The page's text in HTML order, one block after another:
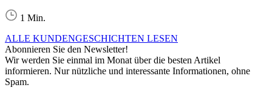
1 Min.
ALLE KUNDENGESCHICHTEN LESEN
Abonnieren Sie den Newsletter!
Wir werden Sie einmal im Monat über die besten Artikel
informieren. Nur nützliche und interessante Informationen, ohne
Spam.